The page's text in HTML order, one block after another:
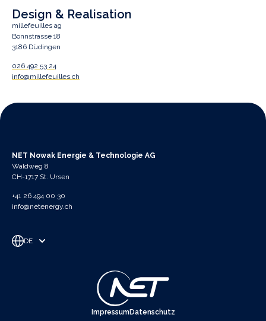
Design & Realisation
millefeuilles ag
Bonnstrasse 18
3186 Düdingen
026 492 53 24
info@millefeuilles.ch
NET Nowak Energie & Technologie AG
Waldweg 8
CH-1717 St. Ursen
+41 26 494 00 30
info@netenergy.ch
DE
Impressum Datenschutz